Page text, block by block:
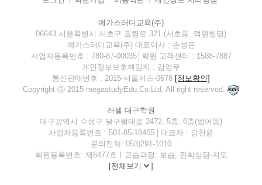
메가스터디교육(주)
06643 서울특별시 서초구 효령로 321 (서초동, 덕원빌딩)
메가스터디교육(주) 대표이사 : 손성은
사업자등록번호 : 780-87-00035│학원 고객센터 : 1588-7887
개인정보보호책임자 : 김영무
통신판매번호 : 2015-서울서초-0678 [정보확인]
Copyright ⓒ 2015 megastudyEdu.Co.Ltd. All right reserved.
러셀 대구학원
대구광역시 수성구 달구벌대로 2472, 5층, 6층(범어동)
사업자등록번호 : 501-85-18465 | 대표자 : 강천윤
문의전화: 053)291-1010
학원등록번호: 제6477호ㅣ교습과정: 보습, 진학상담·지도
[전체보기 ]